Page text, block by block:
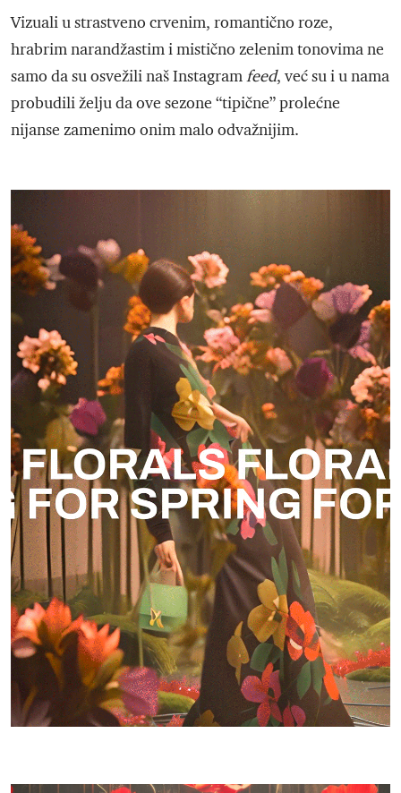
Vizuali u strastveno crvenim, romantično roze,
hrabrim narandžastim i mistično zelenim tonovima ne
samo da su osvežili naš Instagramfeed, već su i u nama
probudili želju da ove sezone “tipične” prolećne
nijanse zamenimo onim malo odvažnijim.